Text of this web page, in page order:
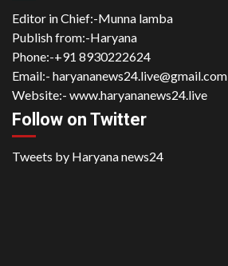
Editor in Chief:-Munna lamba
Publish from:-Haryana
Phone:-+91 8930222624
Email:- haryananews24.live@gmail.com
Website:- www.haryananews24.live
Follow on Twitter
Tweets by Haryana news24